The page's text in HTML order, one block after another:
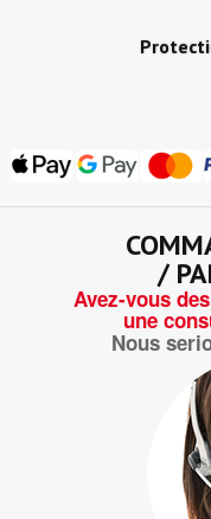
/
Avez-vous
une
Nous